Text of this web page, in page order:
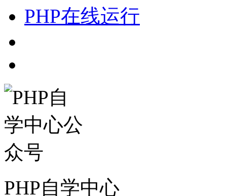
PHP在线运行
PHP自学中心